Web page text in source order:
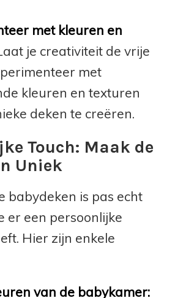
met kleuren en
je creativiteit de vrije
met
kleuren en texturen
deken te creëren.
Touch: Maak de
Uniek
babydeken is pas echt
er een persoonlijke
Hier zijn enkele
van de babykamer: